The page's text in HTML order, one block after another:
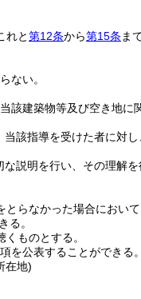
れと第12条から第15条 ま
ない。
該建築物等及び空き地に
該指導を受けた者に対
説明を行い、その理解
らなかった場合におい
る。
ものとする。
を公表することができる。
在地)